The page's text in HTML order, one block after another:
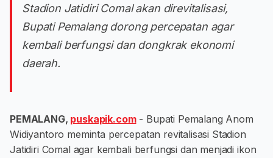
Stadion Jatidiri Comal akan direvitalisasi,
Bupati Pemalang dorong percepatan agar
kembali berfungsi dan dongkrak ekonomi
daerah.
PEMALANG, puskapik.com- Bupati Pemalang Anom
Widiyantoro meminta percepatan revitalisasi Stadion
Jatidiri Comal agar kembali berfungsi dan menjadi ikon